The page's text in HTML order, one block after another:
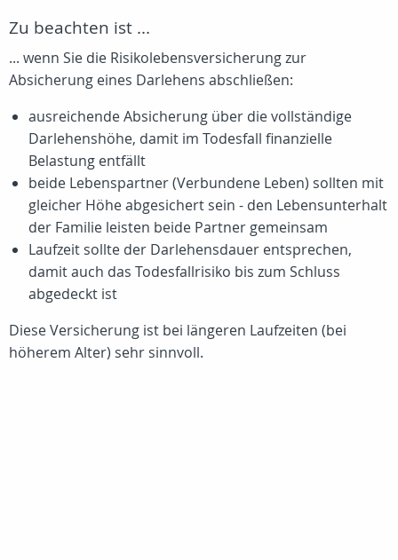
Zu beachten ist ...
... wenn Sie die Risikolebensversicherung zur
Absicherung eines Darlehens abschließen:
ausreichende Absicherung über die vollständige
Darlehenshöhe, damit im Todesfall finanzielle
Belastung entfällt
beide Lebenspartner (Verbundene Leben) sollten mit
gleicher Höhe abgesichert sein - den Lebensunterhalt
der Familie leisten beide Partner gemeinsam
Laufzeit sollte der Darlehensdauer entsprechen,
damit auch das Todesfallrisiko bis zum Schluss
abgedeckt ist
Diese Versicherung ist bei längeren Laufzeiten (bei
höherem Alter) sehr sinnvoll.